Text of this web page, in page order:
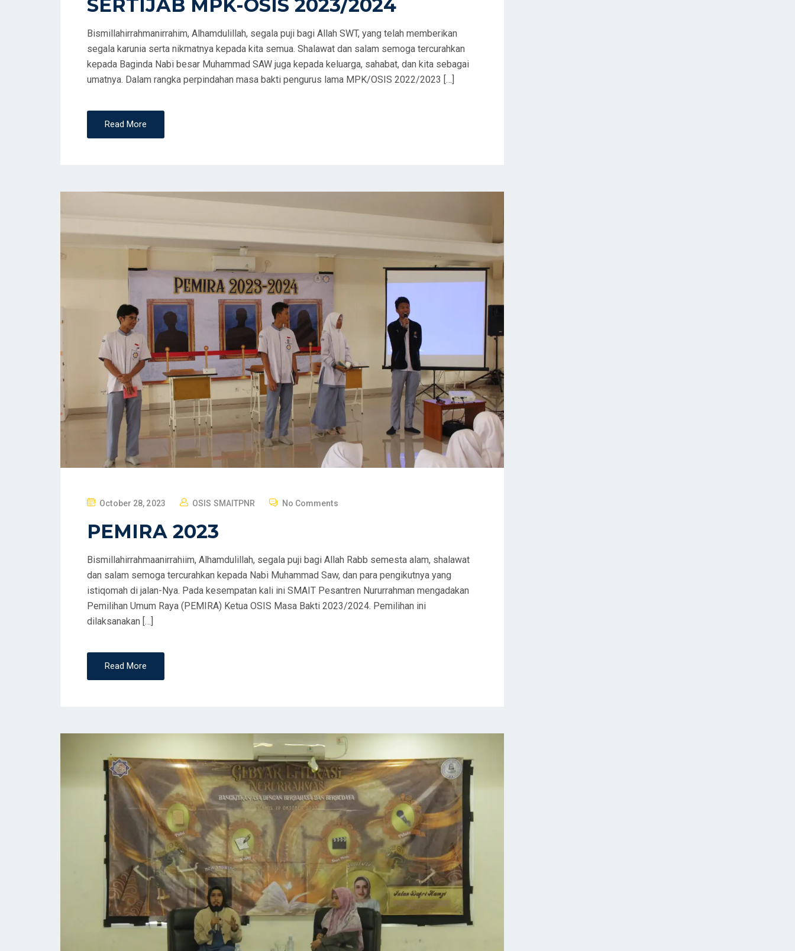
S
E
D
O
N
SERTIJAB MPK-OSIS 2023/2024
Bismillahirrahmanirrahim, Alhamdulillah, segala puji bagi Allah SWT, yang telah memberikan
segala karunia serta nikmatnya kepada kita semua. Shalawat dan salam semoga tercurahkan
kepada Baginda Nabi besar Muhammad SAW juga kepada keluarga, sahabat, dan kita sebagai
umatnya. Dalam rangka perpindahan masa bakti pengurus lama MPK/OSIS 2022/2023 […]
Read More
P
S
E
D
O
N
October 28, 2023 OSIS SMAITPNR No Comments
PEMIRA 2023
Bismillahirrahmaanirrahiim, Alhamdulillah, segala puji bagi Allah Rabb semesta alam, shalawat
dan salam semoga tercurahkan kepada Nabi Muhammad Saw, dan para pengikutnya yang
istiqomah di jalan-Nya. Pada kesempatan kali ini SMAIT Pesantren Nururrahman mengadakan
Pemilihan Umum Raya (PEMIRA) Ketua OSIS Masa Bakti 2023/2024. Pemilihan ini
dilaksanakan […]
Read More